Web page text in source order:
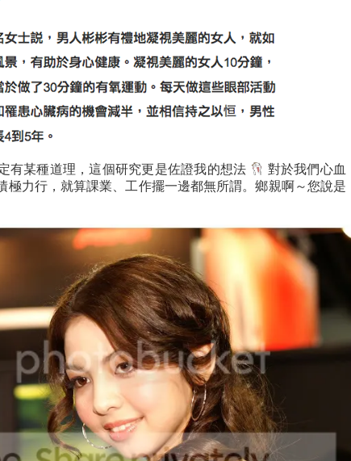
有某種道理，這個研究更是佐證我的想法
對於我們心血
極力行，就算課業、工作擺一邊都無所謂。鄉親啊～您說是